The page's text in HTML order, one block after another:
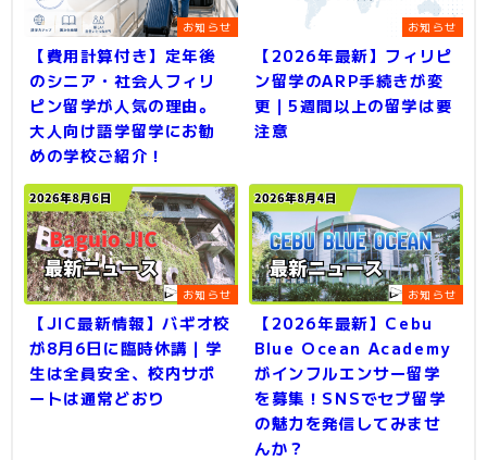
お知らせ
【費用計算付き】定年後
のシニア・社会人フィリ
ピン留学が人気の理由。
大人向け語学留学にお勧
めの学校ご紹介！
お知らせ
【2026年最新】フィリピ
ン留学のARP手続きが変
更｜5週間以上の留学は要
注意
お知らせ
【JIC最新情報】バギオ校
が8月6日に臨時休講｜学
生は全員安全、校内サポ
ートは通常どおり
お知らせ
【2026年最新】Cebu
Blue Ocean Academy
がインフルエンサー留学
を募集！SNSでセブ留学
の魅力を発信してみませ
んか？